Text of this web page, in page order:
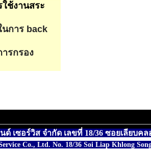
ช้งานสระ
การ back
รกรอง
เซอร์วิส จำกัด เลขที่ 18/36 ซอยเลียบค
Co., Ltd. No. 18/36 Soi Liap Khlong